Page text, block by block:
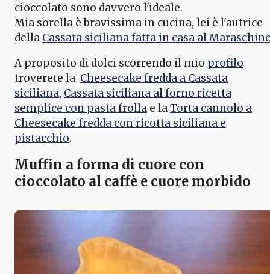
cioccolato sono davvero l'ideale.
Mia sorella è bravissima in cucina, lei è l'autrice
della Cassata siciliana fatta in casa al
A proposito di dolci scorrendo il mio profilo
troverete la Cheesecake fredda a Cassata
siciliana, Cassata siciliana al forno ricetta
semplice con pasta frolla e laTorta cannolo a
Cheesecake fredda con ricotta siciliana e
pistacchio.
Muffin a forma di cuore con
cioccolato al caffè e cuore morbido